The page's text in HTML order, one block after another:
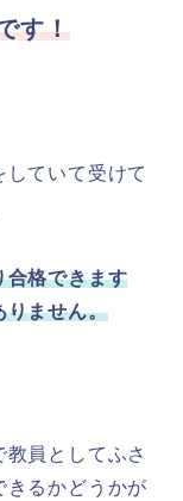
す！
ていて受けて
合格できます
りません。
員としてふさ
きるかどうかが